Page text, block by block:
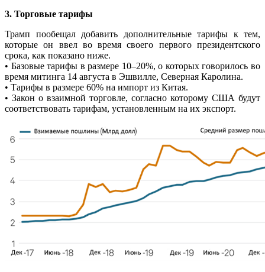
3. Торговые тарифы
Трамп пообещал добавить дополнительные тарифы к тем,
которые он ввел во время своего первого президентского
срока, как показано ниже.
• Базовые тарифы в размере 10–20%, о которых говорилось во
время митинга 14 августа в Эшвилле, Северная Каролина.
• Тарифы в размере 60% на импорт из Китая.
• Закон о взаимной торговле, согласно которому США будут
соответствовать тарифам, установленным на их экспорт.